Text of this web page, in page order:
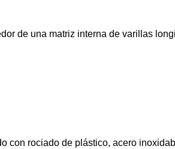
de una matriz interna de varillas
con rociado de plástico, acero